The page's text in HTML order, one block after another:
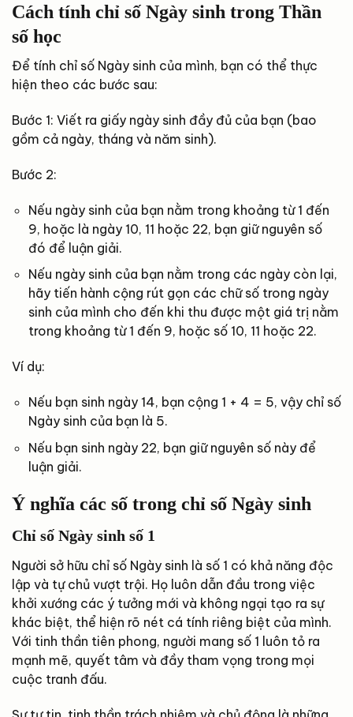
Cách tính chỉ số Ngày sinh trong Thần
số học
Để tính chỉ số Ngày sinh của mình, bạn có thể thực
hiện theo các bước sau:
Bước 1: Viết ra giấy ngày sinh đầy đủ của bạn (bao
gồm cả ngày, tháng và năm sinh).
Bước 2:
Nếu ngày sinh của bạn nằm trong khoảng từ 1 đến
9, hoặc là ngày 10, 11 hoặc 22, bạn giữ nguyên số
đó để luận giải.
Nếu ngày sinh của bạn nằm trong các ngày còn lại,
hãy tiến hành cộng rút gọn các chữ số trong ngày
sinh của mình cho đến khi thu được một giá trị nằm
trong khoảng từ 1 đến 9, hoặc số 10, 11 hoặc 22.
Ví dụ:
Nếu bạn sinh ngày 14, bạn cộng 1 + 4 = 5, vậy chỉ số
Ngày sinh của bạn là 5.
Nếu bạn sinh ngày 22, bạn giữ nguyên số này để
luận giải.
Ý nghĩa các số trong chỉ số Ngày sinh
Chỉ số Ngày sinh số 1
Người sở hữu chỉ số Ngày sinh là số 1 có khả năng độc
lập và tự chủ vượt trội. Họ luôn dẫn đầu trong việc
khởi xướng các ý tưởng mới và không ngại tạo ra sự
khác biệt, thể hiện rõ nét cá tính riêng biệt của mình.
Với tinh thần tiên phong, người mang số 1 luôn tỏ ra
mạnh mẽ, quyết tâm và đầy tham vọng trong mọi
cuộc tranh đấu.